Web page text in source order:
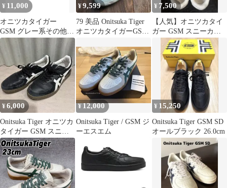
¥ 11,000
オニツカタイガー
GSM グレー系その他
（ベージュ）
¥9,599
79 美品 Onitsuka Tiger
オニツカタイガーGSM
¥ 7,500
【人気】オニツカタイ
ガー GSM スニーカー
トリコロール [28.5cm]
¥6,000
Onitsuka Tiger オニツカ
タイガー GSM スニー
カー 24.5cm
¥12,000
Onitsuka Tiger / GSM ジ
ーエスエム
¥ 15,250
Onitsuka Tiger GSM SD
オールブラック 26.0cm